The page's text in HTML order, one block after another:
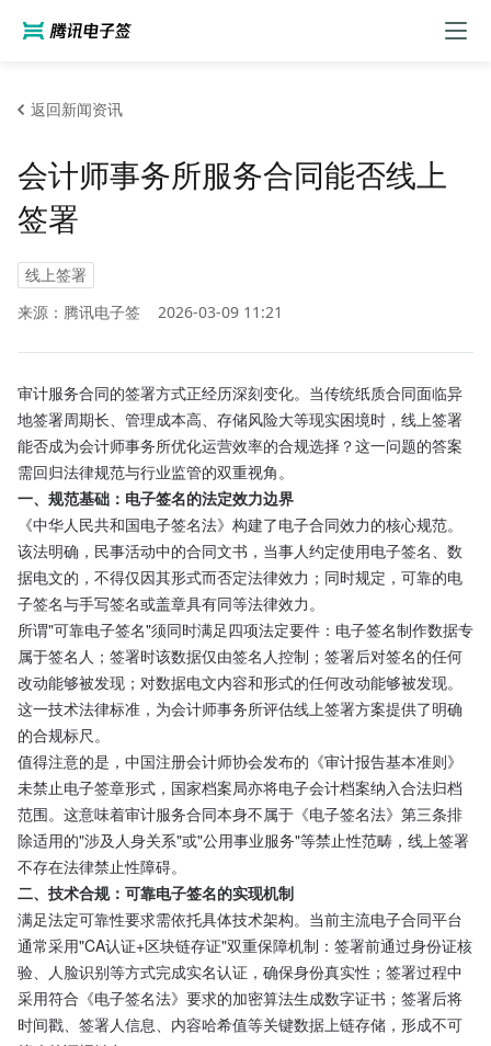
返回新闻资讯
会计师事务所服务合同能否线上
签署
线上签署
来源：腾讯电子签
2026-03-09 11:21
审计服务合同的签署方式正经历深刻变化。当传统纸质合同面临异
地签署周期长、管理成本高、存储风险大等现实困境时，线上签署
能否成为会计师事务所优化运营效率的合规选择？这一问题的答案
需回归法律规范与行业监管的双重视角。
一、规范基础：电子签名的法定效力边界
《中华人民共和国电子签名法》构建了电子合同效力的核心规范。
该法明确，民事活动中的合同文书，当事人约定使用电子签名、数
据电文的，不得仅因其形式而否定法律效力；同时规定，可靠的电
子签名与手写签名或盖章具有同等法律效力。
所谓"可靠电子签名"须同时满足四项法定要件：电子签名制作数据专
属于签名人；签署时该数据仅由签名人控制；签署后对签名的任何
改动能够被发现；对数据电文内容和形式的任何改动能够被发现。
这一技术法律标准，为会计师事务所评估线上签署方案提供了明确
的合规标尺。
值得注意的是，中国注册会计师协会发布的《审计报告基本准则》
未禁止电子签章形式，国家档案局亦将电子会计档案纳入合法归档
范围。这意味着审计服务合同本身不属于《电子签名法》第三条排
除适用的"涉及人身关系"或"公用事业服务"等禁止性范畴，线上签署
不存在法律禁止性障碍。
二、技术合规：可靠电子签名的实现机制
满足法定可靠性要求需依托具体技术架构。当前主流电子合同平台
通常采用"CA认证+区块链存证"双重保障机制：签署前通过身份证核
验、人脸识别等方式完成实名认证，确保身份真实性；签署过程中
采用符合《电子签名法》要求的加密算法生成数字证书；签署后将
时间戳、签署人信息、内容哈希值等关键数据上链存储，形成不可